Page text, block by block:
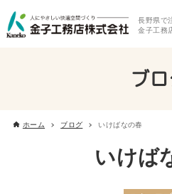
長野県で
金子工務
ブ
ホーム ブログ いけばなの春
いけば